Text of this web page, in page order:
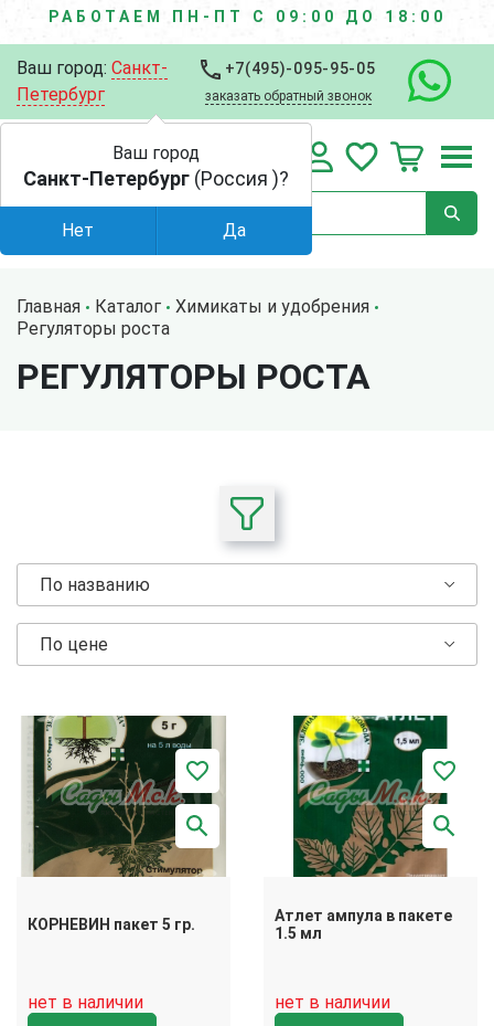
РАБОТАЕМ ПН-ПТ С 09:00 ДО 18:00
Ваш город: Санкт-
Петербург
+7(495)-095-95-05
заказать обратный звонок
Главная Каталог
Химикаты и удобрения
Регуляторы роста
РЕГУЛЯТОРЫ РОСТА
По названию
По цене
КОРНЕВИН пакет 5 гр.
нет в наличии
Атлет ампула в пакете
1.5 мл
нет в наличии
Ваш город
Санкт-Петербург (Россия )?
Нет Да